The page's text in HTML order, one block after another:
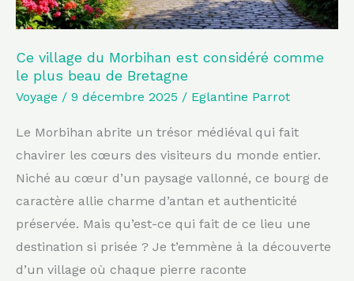
Ce village du Morbihan est considéré comme
le plus beau de Bretagne
Voyage / 9 décembre 2025 / Eglantine Parrot
Le Morbihan abrite un trésor médiéval qui fait
chavirer les cœurs des visiteurs du monde entier.
Niché au cœur d’un paysage vallonné, ce bourg de
caractère allie charme d’antan et authenticité
préservée. Mais qu’est-ce qui fait de ce lieu une
destination si prisée ? Je t’emmène à la découverte
d’un village où chaque pierre raconte
plus
beau
de
Bretagne